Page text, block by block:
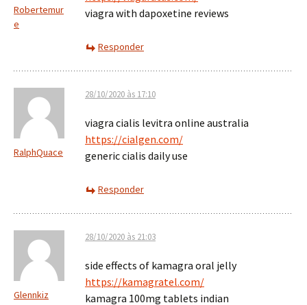
Robertemur
e
viagra with dapoxetine reviews
Responder
RalphQuace
28/10/2020 às 17:10
viagra cialis levitra online australia
https://cialgen.com/
generic cialis daily use
Responder
Glennkiz
28/10/2020 às 21:03
side effects of kamagra oral jelly
https://kamagratel.com/
kamagra 100mg tablets indian